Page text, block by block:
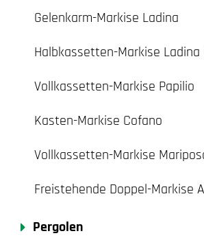
Gelenkarm-Markise Ladina
Halbkassetten-Markise Ladina
Vollkassetten-Markise Papilio
Kasten-Markise Cofano
Vollkassetten-Markise
Freistehende Doppel-Markise
Pergolen